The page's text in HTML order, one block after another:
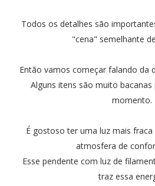
Todos os detalhes são
"cena" semelhante
Então vamos começar falando da
Alguns itens são muito
momento.
É gostoso ter uma luz mais
atmosfera de
Esse pendente com luz de
traz essa